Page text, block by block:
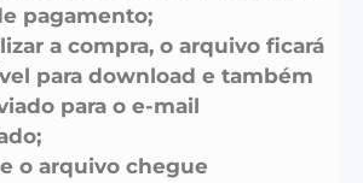
pagamento;
a compra, o arquivo ficará
para download e também
para o e-mail
o arquivo chegue